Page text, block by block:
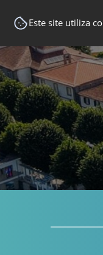
Este site utiliza